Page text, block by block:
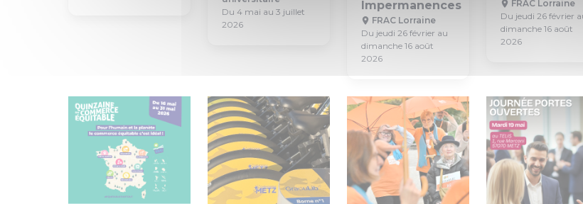
Du 4 mai au 3 juillet
2026
Impermanences
FRAC Lorraine
Du jeudi 26 février au
dimanche 16 août
2026
FRAC Lorraine
Du jeudi 26 février
dimanche 16 août
2026